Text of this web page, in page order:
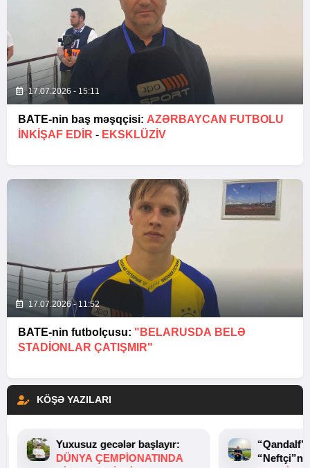
17.07.2026 - 15:11
BATE-nin baş məşqçisi: AZƏRBAYCAN FUTBOLU
INKIŞAF EDIR - EKSKLÜZİV
17.07.2026 - 11:52
BATE-nin futbolçusu: "BELARUSDA BELƏ
STADIONLAR ÇATIŞMIR"
KÖŞƏ YAZILARI
Yuxusuz gecələr başlayır:
DÜNYA ÇEMPIONATINDA